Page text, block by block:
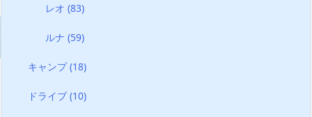
レオ (83)
ルナ (59)
キャンプ(18)
ドライブ(10)